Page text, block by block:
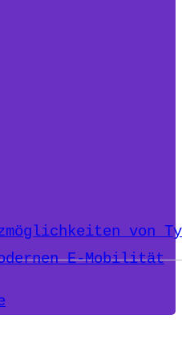
von
E-Mobilität